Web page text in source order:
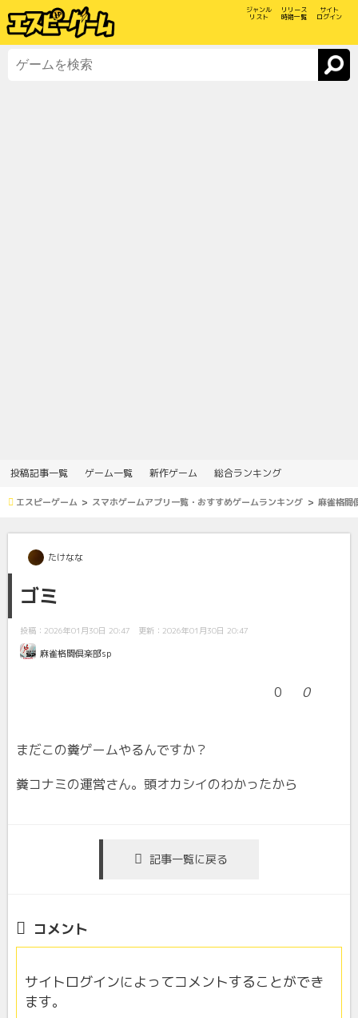
ジャンル
リスト
リリース
時期一覧
サイト
ログイン
投稿記事一覧 ゲーム一覧 新作ゲーム 総合ランキング
エスピーゲーム スマホゲームアプリ一覧・おすすめゲームランキング 麻雀格闘
たけなな
ゴミ
投稿：2026年01月30日 20:47 更新：2026年01月30日 20:47
麻雀格闘倶楽部sp
0 0
まだこの糞ゲームやるんですか？
糞コナミの運営さん。頭オカシイのわかったから
記事一覧に戻る
コメント
サイトログインによってコメントすることができ
ます。